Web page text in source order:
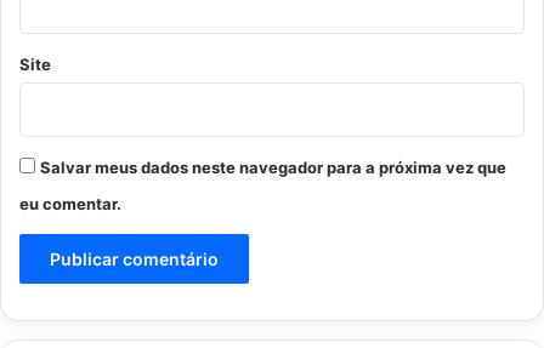
Site
Salvar meus dados neste navegador para a próxima vez que
eu comentar.